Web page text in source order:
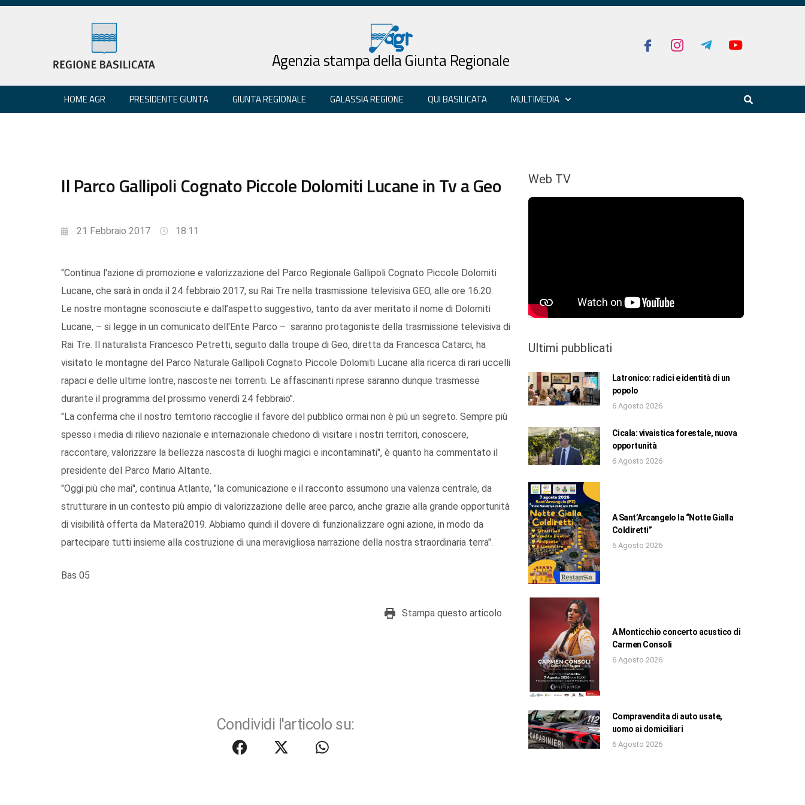
Agenzia stampa della Giunta Regionale
HOME AGR PRESIDENTE GIUNTA GIUNTA REGIONALE GALASSIA REGIONE QUI BASILICATA MULTIMEDIA
Il Parco Gallipoli Cognato Piccole Dolomiti Lucane in Tv a Geo
21 Febbraio 2017 18:11
"Continua l'azione di promozione e valorizzazione del Parco Regionale Gallipoli Cognato Piccole Dolomiti
Lucane, che sarà in onda il 24 febbraio 2017, su Rai Tre nella trasmissione televisiva GEO, alle ore 16.20.
Le nostre montagne sconosciute e dall’aspetto suggestivo, tanto da aver meritato il nome di Dolomiti
Lucane, – si legge in un comunicato dell'Ente Parco – saranno protagoniste della trasmissione televisiva di
Rai Tre. Il naturalista Francesco Petretti, seguito dalla troupe di Geo, diretta da Francesca Catarci, ha
visitato le montagne del Parco Naturale Gallipoli Cognato Piccole Dolomiti Lucane alla ricerca di rari uccelli
rapaci e delle ultime lontre, nascoste nei torrenti. Le affascinanti riprese saranno dunque trasmesse
durante il programma del prossimo venerdì 24 febbraio".
"La conferma che il nostro territorio raccoglie il favore del pubblico ormai non è più un segreto. Sempre più
spesso i media di rilievo nazionale e internazionale chiedono di visitare i nostri territori, conoscere,
raccontare, valorizzare la bellezza nascosta di luoghi magici e incontaminati", è quanto ha commentato il
presidente del Parco Mario Altante.
"Oggi più che mai", continua Atlante, "la comunicazione e il racconto assumono una valenza centrale, da
strutturare in un contesto più ampio di valorizzazione delle aree parco, anche grazie alla grande opportunità
di visibilità offerta da Matera2019. Abbiamo quindi il dovere di funzionalizzare ogni azione, in modo da
partecipare tutti insieme alla costruzione di una meravigliosa narrazione della nostra straordinaria terra".
Bas 05
Stampa questo articolo
Condividi l'articolo su:
Web TV
Ultimi pubblicati
Latronico: radici e identità di un
popolo
6 Agosto 2026
Cicala: vivaistica forestale, nuova
opportunità
6 Agosto 2026
A Sant’Arcangelo la “Notte Gialla
Coldiretti”
6 Agosto 2026
A Monticchio concerto acustico di
Carmen Consoli
6 Agosto 2026
Compravendita di auto usate,
uomo ai domiciliari
6 Agosto 2026